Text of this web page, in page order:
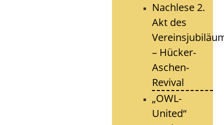
Nachlese 2.
Akt des
– Hücker-
Aschen-
Revival
„OWL-
United“